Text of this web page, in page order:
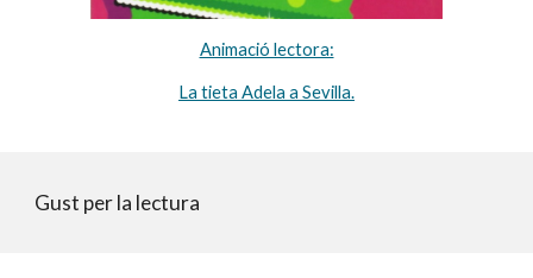
Animació lectora:
La tieta Adela a Sevilla.
Gust per la lectura